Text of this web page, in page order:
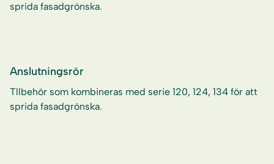
sprida fasadgrönska.
Anslutningsrör
Tllbehör som kombineras med serie 120, 124, 134 för att
sprida fasadgrönska.